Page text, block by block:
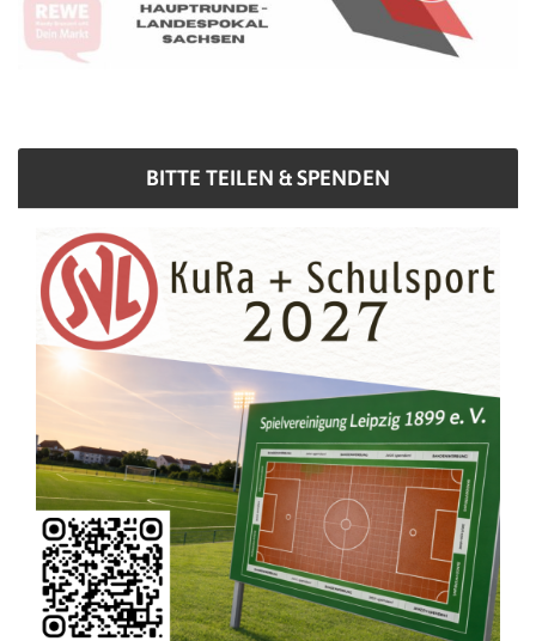
BITTE TEILEN & SPENDEN